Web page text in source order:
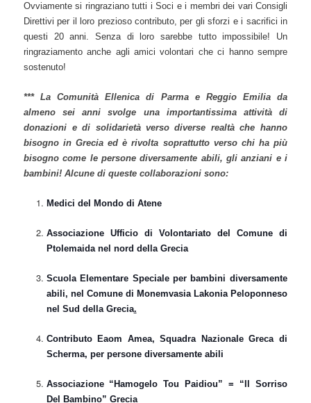
Ovviamente si ringraziano tutti i Soci e i membri dei vari Consigli
Direttivi per il loro prezioso contributo, per gli sforzi e i sacrifici in
questi 20 anni. Senza di loro sarebbe tutto impossibile! Un
ringraziamento anche agli amici volontari che ci hanno sempre
sostenuto!
*** La Comunità Ellenica di Parma e Reggio Emilia da
almeno sei anni svolge una importantissima attività di
donazioni e di solidarietà verso diverse realtà che hanno
bisogno in Grecia ed è rivolta soprattutto verso chi ha più
bisogno come le persone diversamente abili, gli anziani e i
bambini! Alcune di queste collaborazioni sono:
Medici del Mondo di Atene
Associazione Ufficio di Volontariato del Comune di
Ptolemaida nel nord della Grecia
Scuola Elementare Speciale per bambini diversamente
abili, nel Comune di Monemvasia Lakonia Peloponneso
nel Sud della Grecia.
Contributo Eaom Amea, Squadra Nazionale Greca di
Scherma, per persone diversamente abili
Associazione “Hamogelo Tou Paidiou” = “Il Sorriso
Del Bambino” Grecia